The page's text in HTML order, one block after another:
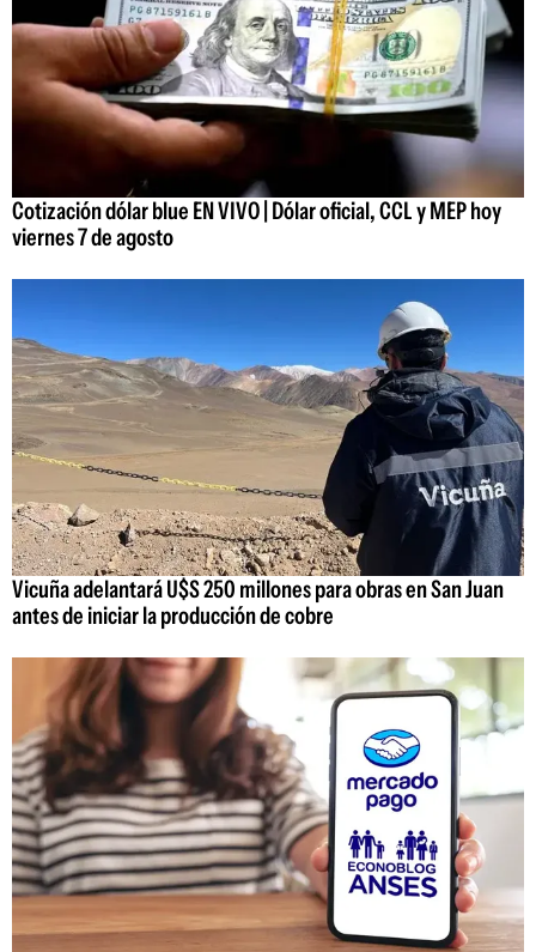
Cotización dólar blue EN VIVO | Dólar oficial, CCL y MEP hoy
viernes 7 de agosto
Vicuña adelantará U$S 250 millones para obras en San Juan
antes de iniciar la producción de cobre